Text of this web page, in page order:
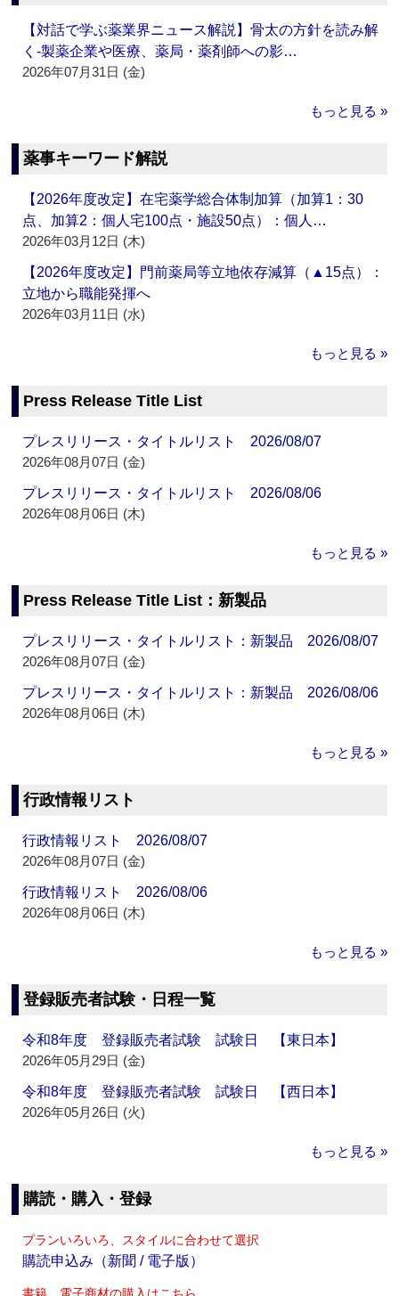
【対話で学ぶ薬業界ニュース解説】骨太の方針を読み解
く‐製薬企業や医療、薬局・薬剤師への影…
2026年07月31日 (金)
もっと見る »
薬事キーワード解説
【2026年度改定】在宅薬学総合体制加算（加算1：30
点、加算2：個人宅100点・施設50点）：個人…
2026年03月12日 (木)
【2026年度改定】門前薬局等立地依存減算（▲15点）：
立地から職能発揮へ
2026年03月11日 (水)
もっと見る »
Press Release Title List
プレスリリース・タイトルリスト 2026/08/07
2026年08月07日 (金)
プレスリリース・タイトルリスト 2026/08/06
2026年08月06日 (木)
もっと見る »
Press Release Title List：新製品
プレスリリース・タイトルリスト：新製品 2026/08/07
2026年08月07日 (金)
プレスリリース・タイトルリスト：新製品 2026/08/06
2026年08月06日 (木)
もっと見る »
行政情報リスト
行政情報リスト 2026/08/07
2026年08月07日 (金)
行政情報リスト 2026/08/06
2026年08月06日 (木)
もっと見る »
登録販売者試験・日程一覧
令和8年度 登録販売者試験 試験日 【東日本】
2026年05月29日 (金)
令和8年度 登録販売者試験 試験日 【西日本】
2026年05月26日 (火)
もっと見る »
購読・購入・登録
プランいろいろ、スタイルに合わせて選択
購読申込み（新聞 / 電子版）